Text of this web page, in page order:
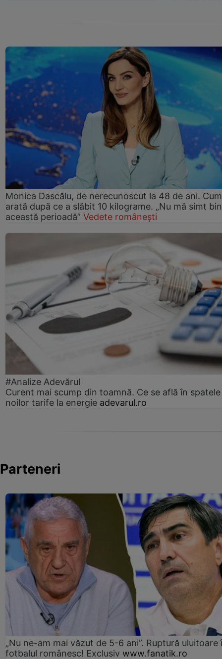
Monica Dascălu, de nerecunoscut la 48 de ani. Cum
arată după ce a slăbit 10 kilograme. „Nu mă simt
această perioadă” Vedete românești
#Analize Adevărul
Curent mai scump din toamnă. Ce se află în spatele
noilor tarife la energie adevarul.ro
Parteneri
„Nu ne-am mai văzut de 5-6 ani”. Ruptură uluitoare
fotbalul românesc! Exclusiv www.fanatik.ro